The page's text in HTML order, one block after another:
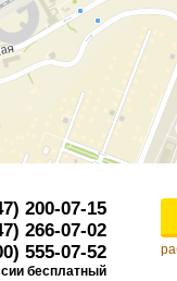
200-07-15
266-07-02
555-07-52
бесплатный